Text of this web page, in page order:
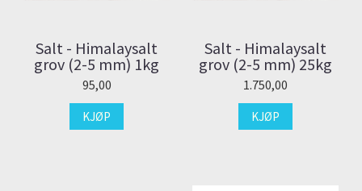
Salt - Himalaysalt
grov (2-5 mm) 1kg
95,00
KJØP
Salt - Himalaysalt
grov (2-5 mm) 25kg
1.750,00
KJØP